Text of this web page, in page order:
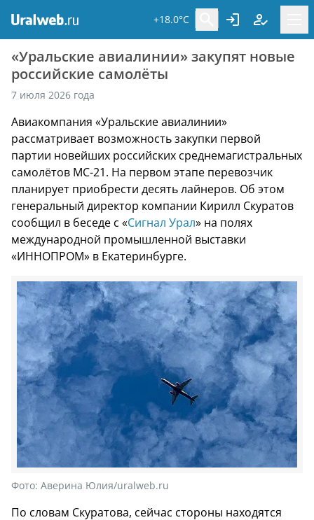
+18.0°C
«Уральские авиалинии» закупят новые
российские самолёты
7 июля 2026 года
Авиакомпания «Уральские авиалинии»
рассматривает возможность закупки первой
партии новейших российских среднемагистральных
самолётов МС-21. На первом этапе перевозчик
планирует приобрести десять лайнеров. Об этом
генеральный директор компании Кирилл Скуратов
сообщил в беседе с «Сигнал Урал» на полях
международной промышленной выставки
«ИННОПРОМ» в Екатеринбурге.
Фото: Аверина Юлия/uralweb.ru
По словам Скуратова, сейчас стороны находятся